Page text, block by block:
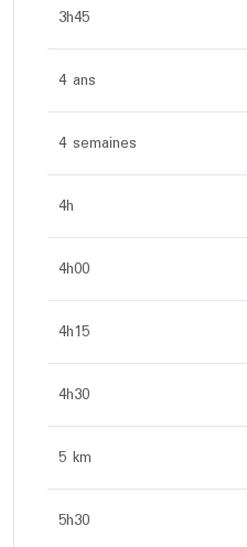
3h45
4 ans
4 semaines
4h
4h00
4h15
4h30
5 km
5h30